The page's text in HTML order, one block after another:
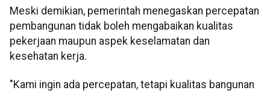
Meski demikian, pemerintah menegaskan percepatan
pembangunan tidak boleh mengabaikan kualitas
pekerjaan maupun aspek keselamatan dan
kesehatan kerja.
"Kami ingin ada percepatan, tetapi kualitas bangunan